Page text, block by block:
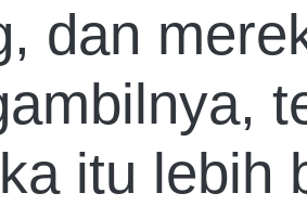
dan
itu lebih